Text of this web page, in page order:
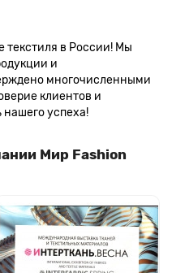
текстиля в России! Мы
и
многочисленными
клиентов и
нашего успеха!
Мир Fashion